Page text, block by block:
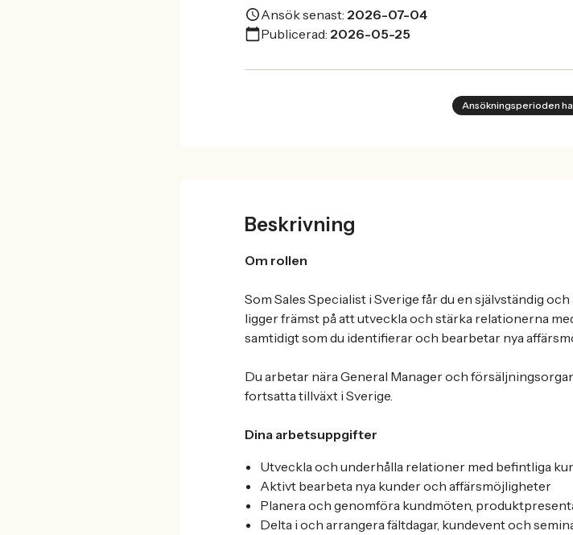
Ansök senast: 2026-07-04
Publicerad: 2026-05-25
Ansökningsperioden
Beskrivning
Om rollen
Som Sales Specialist i Sverige får du en självständig
ligger främst på att utveckla och stärka relationerna
samtidigt som du identifierar och bearbetar nya
Du arbetar nära General Manager och
fortsatta tillväxt i Sverige.
Dina arbetsuppgifter
Utveckla och underhålla relationer med befintliga
Aktivt bearbeta nya kunder och affärsmöjligheter
Planera och genomföra kundmöten,
Delta i och arrangera fältdagar, kundevent och